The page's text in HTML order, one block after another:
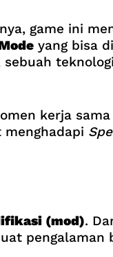
game ini
yang bisa
sebuah
kerja
(mod).
pengalaman